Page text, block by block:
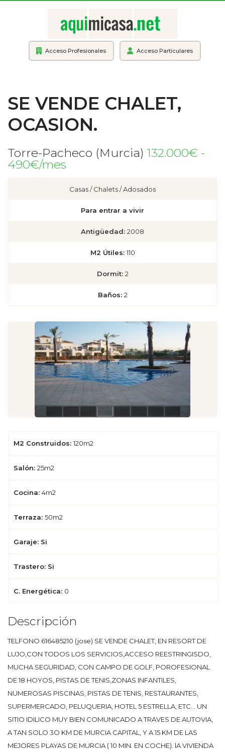
Acceso Profesionales Acceso Particulares
SE VENDE CHALET,
OCASION.
Torre-Pacheco (Murcia) 132.000€ -
490€/mes
Casas / Chalets / Adosados
Para entrar a vivir
Antigüedad: 2008
M2 Útiles: 110
Dormit: 2
Baños: 2
M2 Construidos: 120m2
Salón: 25m2
Cocina: 4m2
Terraza: 50m2
Garaje: Si
Trastero: Si
C. Energética: 0
Descripción
TELFONO 616485210 (jose) SE VENDE CHALET, EN RESORT DE
LUJO,CON TODOS LOS SERVICIOS,ACCESO REESTRINGISDO,
MUCHA SEGURIDAD, CON CAMPO DE GOLF, POROFESIONAL
DE 18 HOYOS, PISTAS DE TENIS,ZONAS INFANTILES,
NUMEROSAS PISCINAS, PISTAS DE TENIS, RESTAURANTES,
SUPERMERCADO, PELUQUERIA, HOTEL 5 ESTRELLA, ETC... UN
SITIO IDILICO MUY BIEN COMUNICADO A TRAVES DE AUTOVIA,
A TAN SOLO 3O KM DE MURCIA CAPITAL, Y A 15 KM DE LAS
MEJORES PLAYAS DE MURCIA ( 10 MIN. EN COCHE). lA VIVIENDA